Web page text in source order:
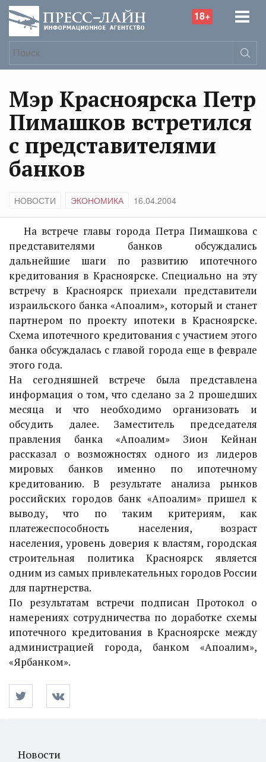
18+
Мэр Красноярска Петр
Пимашков встретился
с представителями
банков
НОВОСТИ ЭКОНОМИКА 16.04.2004
На встрече главы города Петра Пимашкова с
представителями банков обсуждались
дальнейшие шаги по развитию ипотечного
кредитования в Красноярске. Специально на эту
встречу в Красноярск приехали представители
израильского банка «Апоалим», который и станет
партнером по проекту ипотеки в Красноярске.
Схема ипотечного кредитования с участием этого
банка обсуждалась с главой города еще в феврале
этого года.
На сегодняшней встрече была представлена
информация о том, что сделано за 2 прошедших
месяца и что необходимо организовать и
обсудить далее. Заместитель председателя
правления банка «Апоалим» Зион Кейнан
рассказал о возможностях одного из лидеров
мировых банков именно по ипотечному
кредитованию. В результате анализа рынков
российских городов банк «Апоалим» пришел к
выводу, что по таким критериям, как
платежеспособность населения, возраст
населения, уровень доверия к властям, городская
строительная политика Красноярск является
одним из самых привлекательных городов России
для партнерства.
По результатам встречи подписан Протокол о
намерениях сотрудничества по доработке схемы
ипотечного кредитования в Красноярске между
администрацией города, банком «Апоалим»,
«Ярбанком».
Новости